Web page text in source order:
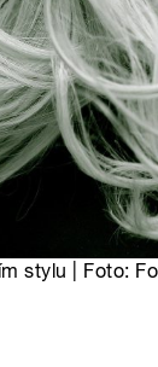
stylu | Foto: